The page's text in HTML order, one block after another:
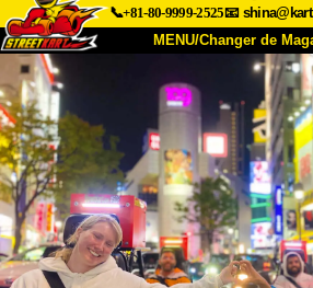
📞+81-80-9999-2525📧
MENU/Changer de
ACCUEIL
À Propos Caractéristiques
Accès Avis
Entreprise
Changer de
Tokyo Shinagawa